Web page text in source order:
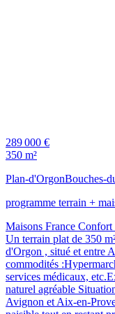
289 000 €
350 m²
Plan-d'OrgonBouches-
programme terrain +
Maisons France Confort
Un terrain plat de 350
d'Orgon , situé et entre
commodités
services médicaux,
naturel agréable
Avignon et Aix-en-